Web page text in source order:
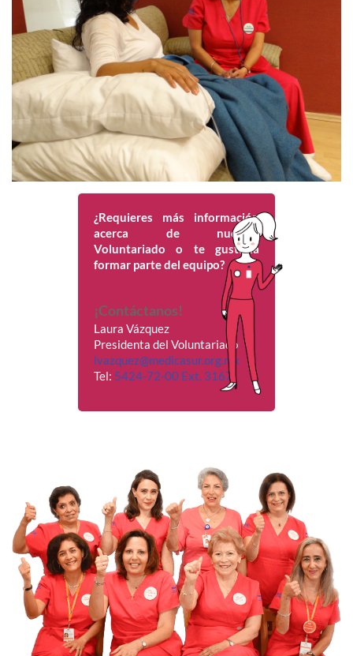
¿Requieres más información
acerca de nuestro
Voluntariado o te gustaría
formar parte del equipo?
¡Contáctanos!
Laura Vázquez
Presidenta del Voluntariado
lvazquez@medicasur.org.mx
Tel: 5424-72-00 Ext. 3167